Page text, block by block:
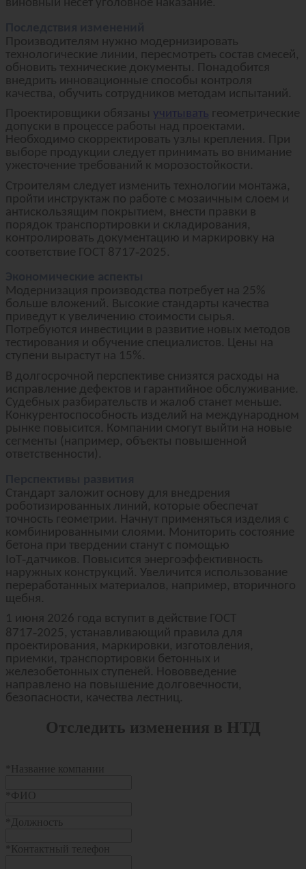
виновный несет уголовное наказание.
Производителям нужно модернизировать
технологические линии, пересмотреть состав смесей,
обновить технические документы. Понадобится
внедрить инновационные способы контроля
качества, обучить сотрудников методам испытаний.
Проектировщики обязаны учитывать геометрические
допуски в процессе работы над проектами.
Необходимо скорректировать узлы крепления. При
выборе продукции следует принимать во внимание
ужесточение требований к морозостойкости.
Строителям следует изменить технологии монтажа,
пройти инструктаж по работе с мозаичным слоем и
антискользящим покрытием, внести правки в
порядок транспортировки и складирования,
контролировать документацию и маркировку на
соответствие ГОСТ 8717‑2025.
Модернизация производства потребует на 25%
больше вложений. Высокие стандарты качества
приведут к увеличению стоимости сырья.
Потребуются инвестиции в развитие новых методов
тестирования и обучение специалистов. Цены на
ступени вырастут на 15%.
В долгосрочной перспективе снизятся расходы на
исправление дефектов и гарантийное обслуживание.
Судебных разбирательств и жалоб станет меньше.
Конкурентоспособность изделий на международном
рынке повысится. Компании смогут выйти на новые
сегменты (например, объекты повышенной
ответственности).
Стандарт заложит основу для внедрения
роботизированных линий, которые обеспечат
точность геометрии. Начнут применяться изделия с
комбинированными слоями. Мониторить состояние
бетона при твердении станут с помощью
IoT‑датчиков. Повысится энергоэффективность
наружных конструкций. Увеличится использование
переработанных материалов, например, вторичного
щебня.
1 июня 2026 года вступит в действие ГОСТ
8717‑2025, устанавливающий правила для
проектирования, маркировки, изготовления,
приемки, транспортировки бетонных и
железобетонных ступеней. Нововведение
направлено на повышение долговечности,
безопасности, качества лестниц.
Отследить изменения в НТД
Название компании
ФИО
Должность
Контактный телефон